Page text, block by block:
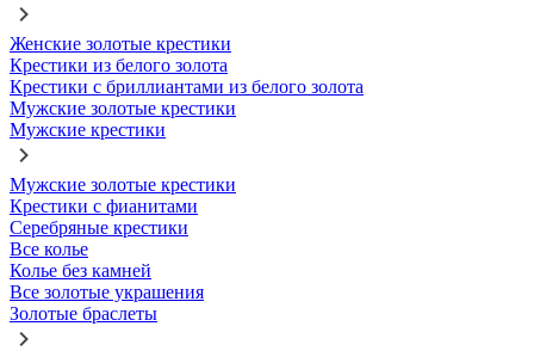
Женские золотые крестики
Крестики из белого золота
Крестики с бриллиантами из белого золота
Мужские золотые крестики
Мужские крестики
Мужские золотые крестики
Крестики с фианитами
Серебряные крестики
Все колье
Колье без камней
Все золотые украшения
Золотые браслеты